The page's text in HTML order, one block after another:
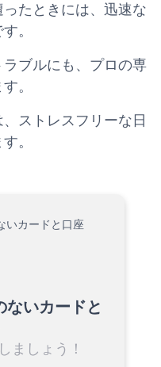
たときには、迅速な
。
ブルにも、プロの専
。
ストレスフリーな日
。
ないカードと
ましょう！